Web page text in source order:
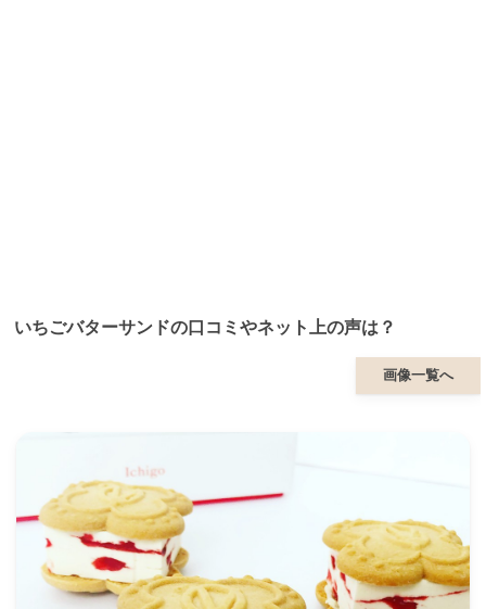
いちごバターサンドの口コミやネット上の声は？
画像一覧へ